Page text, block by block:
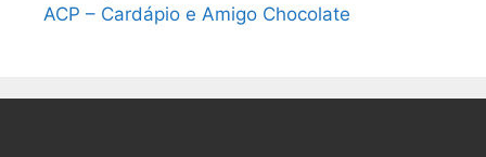
ACP – Cardápio e Amigo Chocolate